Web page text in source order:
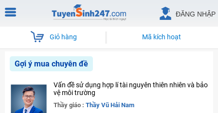
ĐĂNG NHẬP
Giỏ hàng Mã kích hoạt
Gợi ý mua chuyên đề
Vấn đề sử dụng hợp lí tài nguyên thiên nhiên và bảo
vệ môi trường
Thầy giáo : Thầy Vũ Hải Nam